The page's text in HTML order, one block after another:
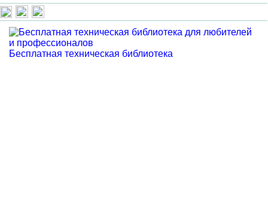
Бесплатная техническая библиотека